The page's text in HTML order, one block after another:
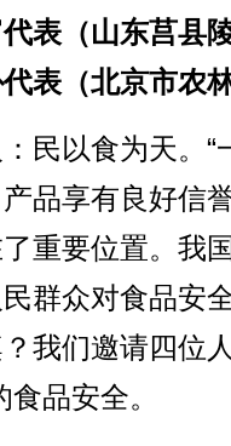
（山东莒县陵
（北京市农林
以食为天。“
品享有良好信
重要位置。我
群众对食品安
我们邀请四位
品安全。